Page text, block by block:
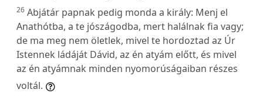
26 Abjátár papnak pedig monda a király: Menj el
Anathótba, a te jószágodba, mert halálnak fia vagy;
de ma meg nem öletlek, mivel te hordoztad az Úr
Istennek ládáját Dávid, az én atyám előtt, és mivel
az én atyámnak minden nyomorúságaiban részes
voltál.